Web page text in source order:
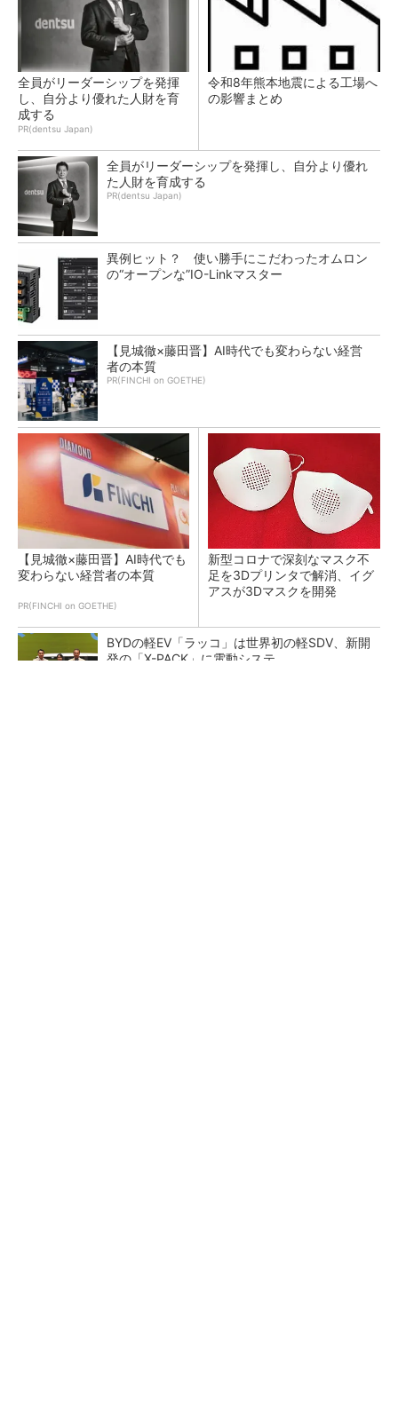
全員がリーダーシップを発揮
し、自分より優れた人財を育
成する
PR(dentsu Japan)
令和8年熊本地震による工場へ
の影響まとめ
全員がリーダーシップを発揮し、自分より優れ
た人財を育成する
PR(dentsu Japan)
異例ヒット？ 使い勝手にこだわったオムロン
の“オープンな”IO-Linkマスター
【見城徹×藤田晋】AI時代でも変わらない経営
者の本質
PR(FINCHI on GOETHE)
【見城徹×藤田晋】AI時代でも
変わらない経営者の本質
PR(FINCHI on GOETHE)
新型コロナで深刻なマスク不
足を3Dプリンタで解消、イグ
アスが3Dマスクを開発
BYDの軽EV「ラッコ」は世界初の軽SDV、新開
発の「X-PACK」に電動システ...